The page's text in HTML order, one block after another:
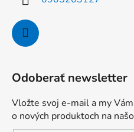
Odoberať newsletter
Vložte svoj e-mail a my
o nových produktoch na